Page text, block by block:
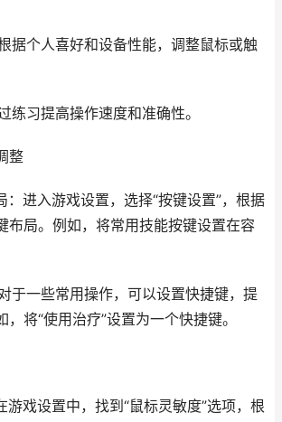
据个人喜好和设备性能，调整鼠标或触
练习提高操作速度和准确性。
整
：进入游戏设置，选择“按键设置”，根据
布局。例如，将常用技能按键设置在容
于一些常用操作，可以设置快捷键，提
将“使用治疗”设置为一个快捷键。
游戏设置中，找到“鼠标灵敏度”选项，根